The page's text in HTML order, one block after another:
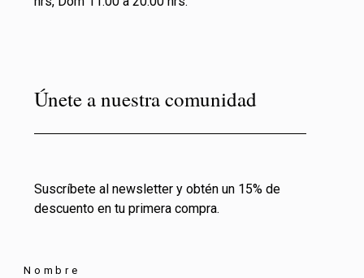
Únete a nuestra comunidad
Suscríbete al newsletter y obtén un 15% de
descuento en tu primera compra.
Nombre